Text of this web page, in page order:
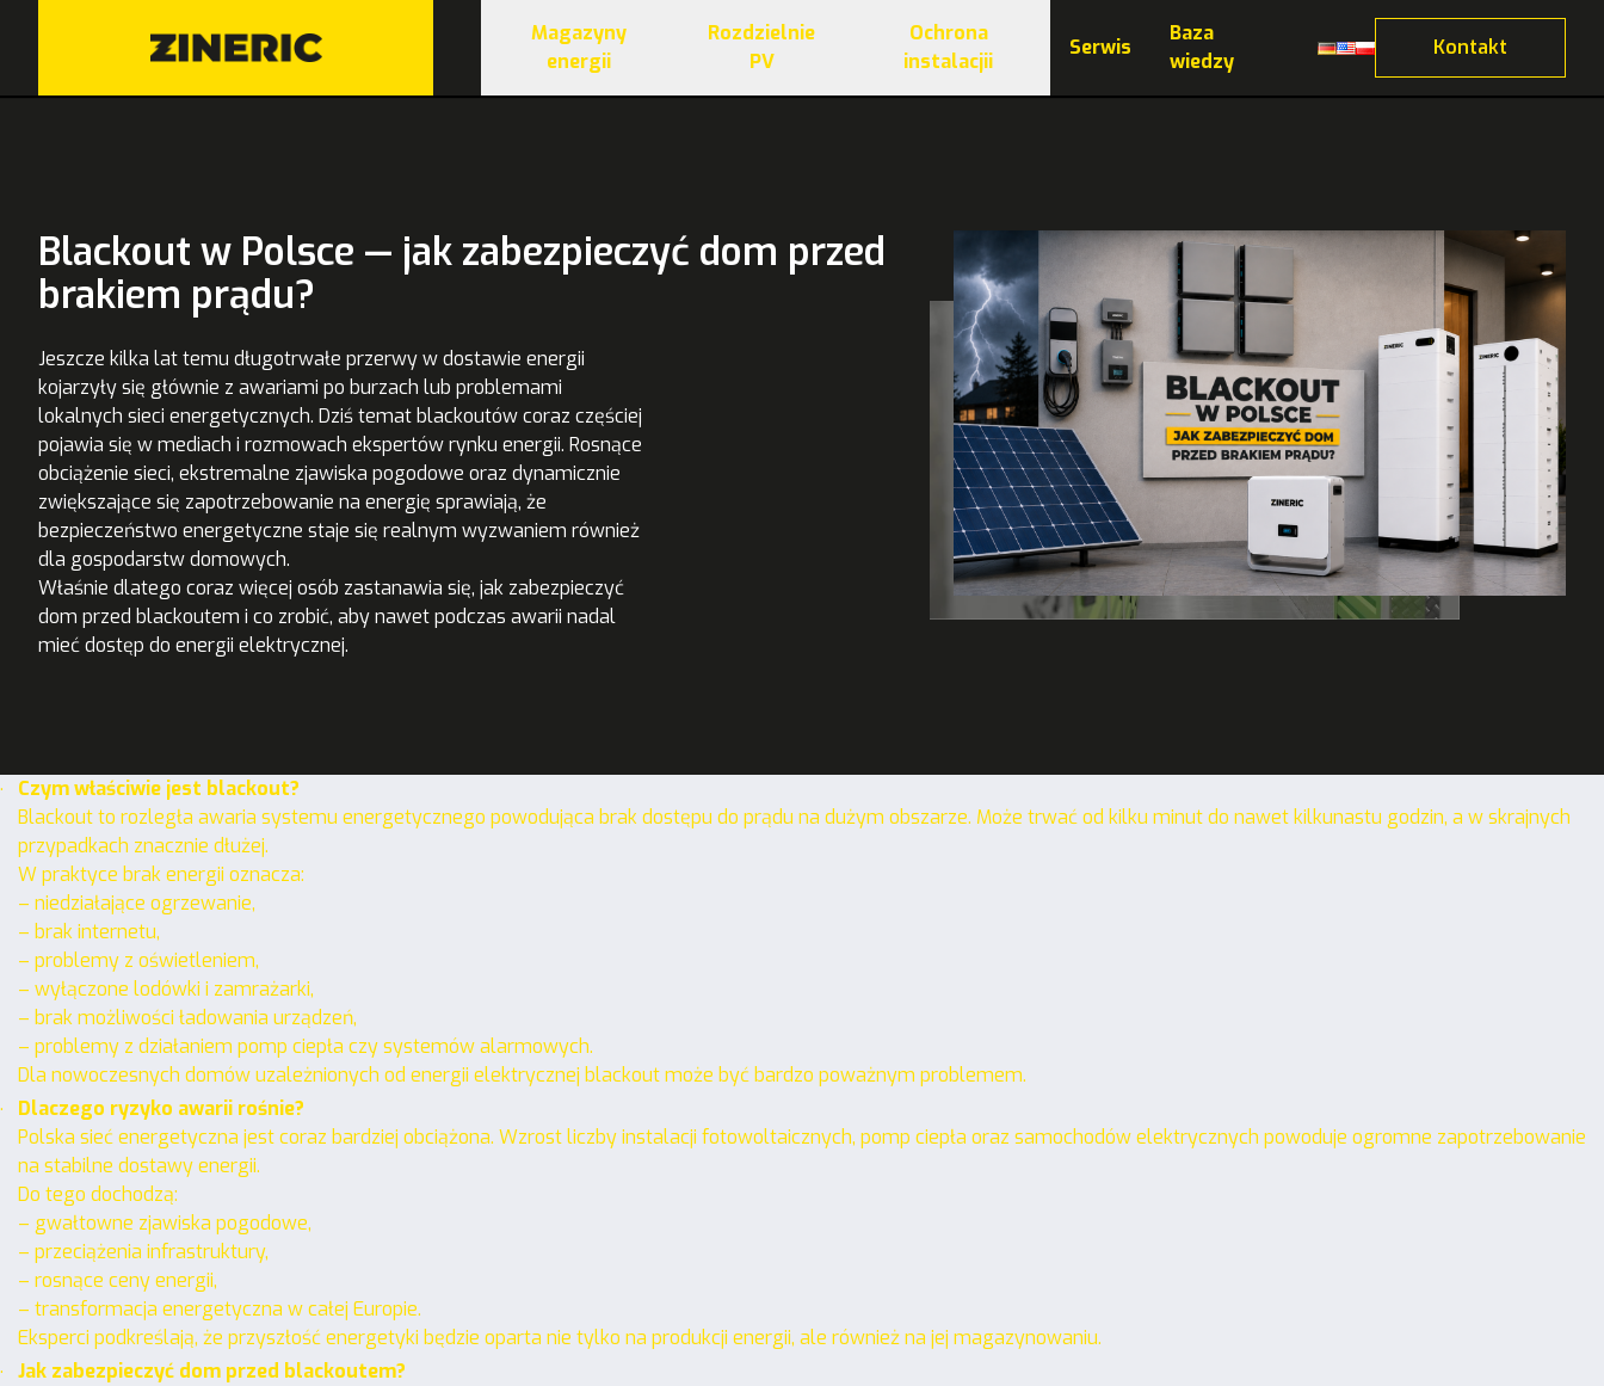
Magazyny
energii
Rozdzielnie
PV
Ochrona
instalacjii
Serwis
Baza
wiedzy
Kontakt
Blackout w Polsce — jak zabezpieczyć dom przed
brakiem prądu?
Jeszcze kilka lat temu długotrwałe przerwy w dostawie energii
kojarzyły się głównie z awariami po burzach lub problemami
lokalnych sieci energetycznych. Dziś temat blackoutów coraz częściej
pojawia się w mediach i rozmowach ekspertów rynku energii. Rosnące
obciążenie sieci, ekstremalne zjawiska pogodowe oraz dynamicznie
zwiększające się zapotrzebowanie na energię sprawiają, że
bezpieczeństwo energetyczne staje się realnym wyzwaniem również
dla gospodarstw domowych.
Właśnie dlatego coraz więcej osób zastanawia się, jak zabezpieczyć
dom przed blackoutem i co zrobić, aby nawet podczas awarii nadal
mieć dostęp do energii elektrycznej.
.
Czym właściwie jest blackout?
Blackout to rozległa awaria systemu energetycznego powodująca brak dostępu do prądu na dużym obszarze. Może trwać od kilku minut do nawet kilkunastu godzin, a w skrajnych
przypadkach znacznie dłużej.
W praktyce brak energii oznacza:
– niedziałające ogrzewanie,
– brak internetu,
– problemy z oświetleniem,
– wyłączone lodówki i zamrażarki,
– brak możliwości ładowania urządzeń,
– problemy z działaniem pomp ciepła czy systemów alarmowych.
Dla nowoczesnych domów uzależnionych od energii elektrycznej blackout może być bardzo poważnym problemem.
.
Dlaczego ryzyko awarii rośnie?
Polska sieć energetyczna jest coraz bardziej obciążona. Wzrost liczby instalacji fotowoltaicznych, pomp ciepła oraz samochodów elektrycznych powoduje ogromne zapotrzebowanie
na stabilne dostawy energii.
Do tego dochodzą:
– gwałtowne zjawiska pogodowe,
– przeciążenia infrastruktury,
– rosnące ceny energii,
– transformacja energetyczna w całej Europie.
Eksperci podkreślają, że przyszłość energetyki będzie oparta nie tylko na produkcji energii, ale również na jej magazynowaniu.
.
Jak zabezpieczyć dom przed blackoutem?